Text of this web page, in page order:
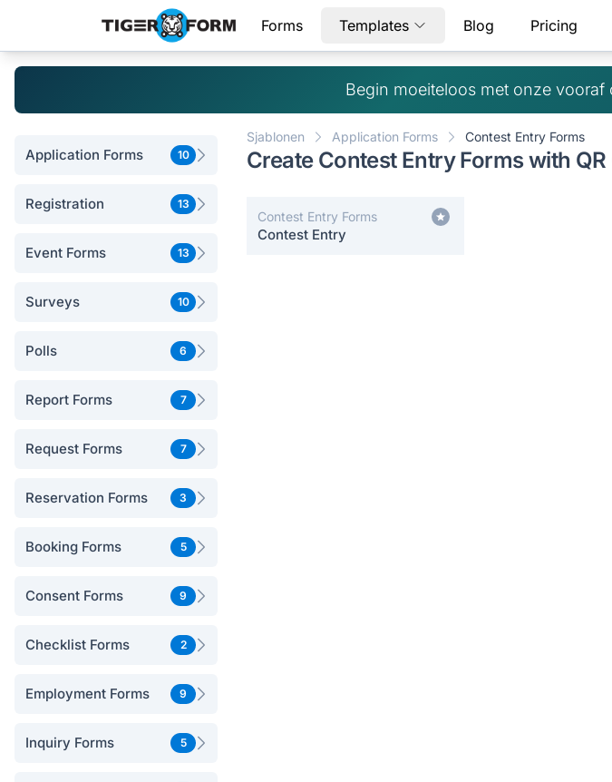
Forms Templates Blog Pricing
Begin moeiteloos met onze vooraf
Application Forms 10
Registration 13
Event Forms 13
Surveys 10
Polls 6
Report Forms 7
Request Forms 7
Reservation Forms 3
Booking Forms 5
Consent Forms 9
Checklist Forms 2
Employment Forms 9
Inquiry Forms 5
Sjablonen Application Forms Contest Entry Forms
Create Contest Entry Forms with
Contest Entry Forms
Contest Entry